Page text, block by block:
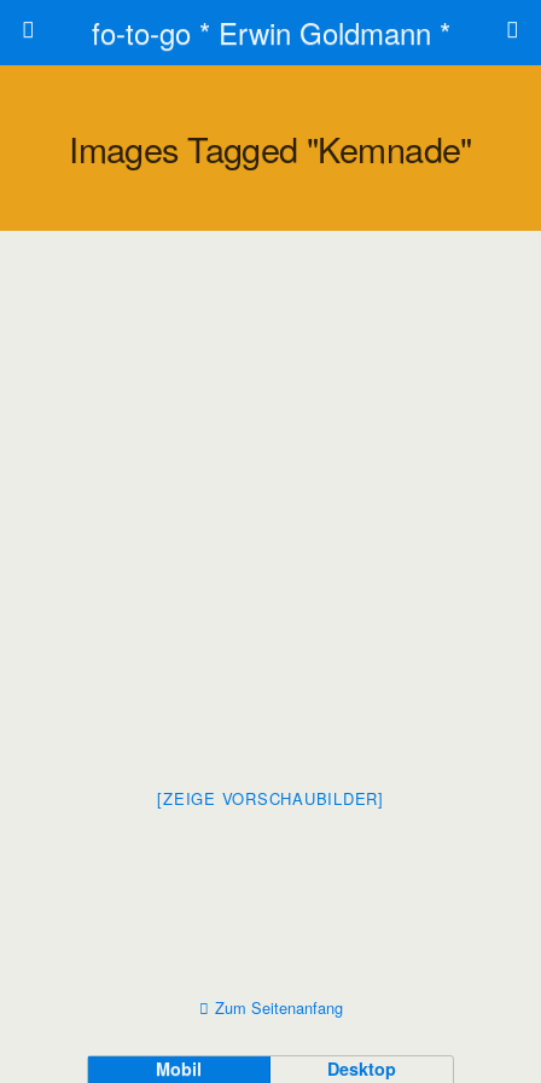
fo-to-go * Erwin Goldmann *
Images Tagged "kemnade"
[ZEIGE VORSCHAUBILDER]
Zum Seitenanfang
Mobil Desktop